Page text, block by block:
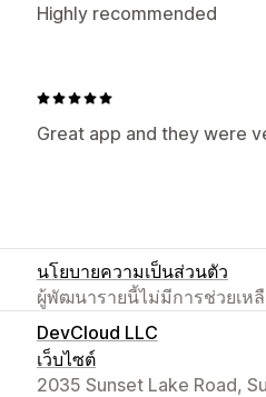
Highly recommended
Great app and they were
นโยบายความเป็นส่วนตัว
ผู้พัฒนารายนี้ไม่มีการช่วยเห
DevCloud LLC
เว็บไซต์
2035 Sunset Lake Road,